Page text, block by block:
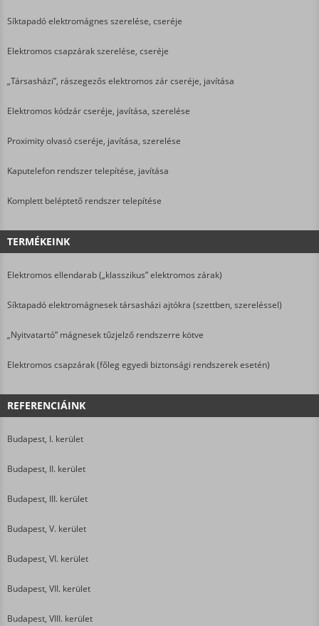
Síktapadó elektromágnes szerelése, cseréje
Elektromos csapzárak szerelése, cseréje
„Társasházi”, rászegezős elektromos zár cseréje, javítása
Elektromos kódzár cseréje, javítása, szerelése
Proximity olvasó cseréje, javítása, szerelése
Kaputelefon rendszer telepítése, javítása
Komplett beléptető rendszer telepítése
TERMÉKEINK
Elektromos ellendarab („klasszikus” elektromos zárak)
Síktapadó elektromágnesek társasházi ajtókra (szettben, szereléssel)
„Nyitvatartó” mágnesek tűzjelző rendszerre kötve
Elektromos csapzárak (főleg egyedi biztonsági rendszerek esetén)
REFERENCIÁINK
Budapest, I. kerület
Budapest, II. kerület
Budapest, III. kerület
Budapest, V. kerület
Budapest, VI. kerület
Budapest, VII. kerület
Budapest, VIII. kerület